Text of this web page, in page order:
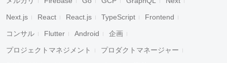
Next.js React React.js TypeScript Frontend
コンサル Flutter Android 企画
プロジェクトマネジメント プロダクトマネージャー